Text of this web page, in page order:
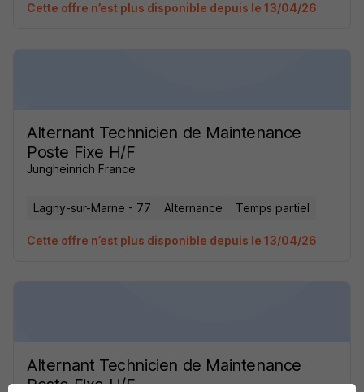
Cette offre n’est plus disponible depuis le 13/04/26
Alternant Technicien de Maintenance
Poste Fixe H/F
Jungheinrich France
Lagny-sur-Marne - 77 Alternance Temps partiel
Cette offre n’est plus disponible depuis le 13/04/26
Alternant Technicien de Maintenance
Poste Fixe H/F